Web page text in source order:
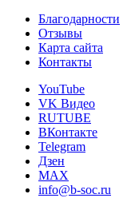
Благодарности
Отзывы
Карта сайта
Контакты
YouTube
VK Видео
RUTUBE
ВКонтакте
Telegram
Дзен
MAX
info@b-soc.ru